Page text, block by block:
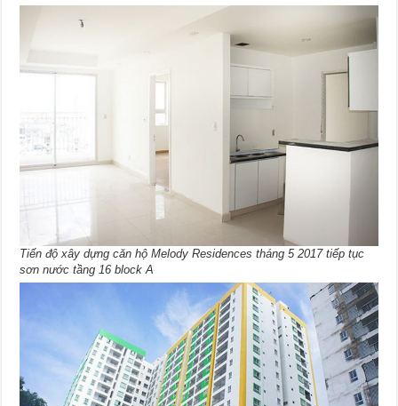
Tiến độ xây dựng căn hộ Melody Residences tháng 5 2017 tiếp tục
sơn nước tầng 16 block A